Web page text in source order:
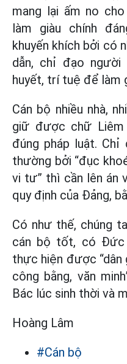
mang lại ấm no
làm giàu chính
khuyến khích bởi có
dẫn, chỉ đạo người
huyết, trí tuệ để làm
Cán bộ nhiều nhà,
giữ được chữ Liêm
đúng pháp luật.
thường bởi “đục
vi tư” thì cần lên án
quy định của Đảng,
Có như thế, chúng
cán bộ tốt, có
thực hiện được “dân
công bằng, văn
Bác lúc sinh thời và
Hoàng Lâm
#Cán bộ